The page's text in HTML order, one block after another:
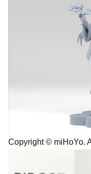
Copyright © miHoYo.